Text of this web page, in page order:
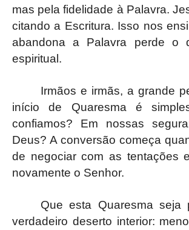
mas pela fidelidade à Palavra.
citando a Escritura. Isso nos
abandona a Palavra perde o
espiritual.
Irmãos e irmãs, a grande
início de Quaresma é
confiamos? Em nossas
Deus? A conversão começa
de negociar com as tentações
novamente o Senhor.
Que esta Quaresma seja
verdadeiro deserto interior: